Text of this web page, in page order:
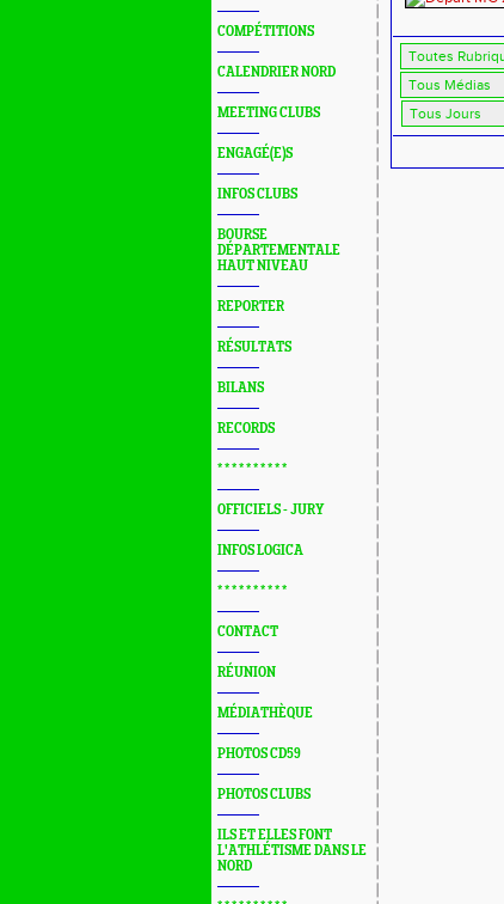
COMPÉTITIONS
CALENDRIER NORD
MEETING CLUBS
ENGAGÉ(E)S
INFOS CLUBS
BOURSE
DÉPARTEMENTALE
HAUT NIVEAU
REPORTER
RÉSULTATS
BILANS
RECORDS
* * * * * * * * * *
OFFICIELS - JURY
INFOS LOGICA
* * * * * * * * * *
CONTACT
RÉUNION
MÉDIATHÈQUE
PHOTOS CD59
PHOTOS CLUBS
ILS ET ELLES FONT
L'ATHLÉTISME DANS LE
NORD